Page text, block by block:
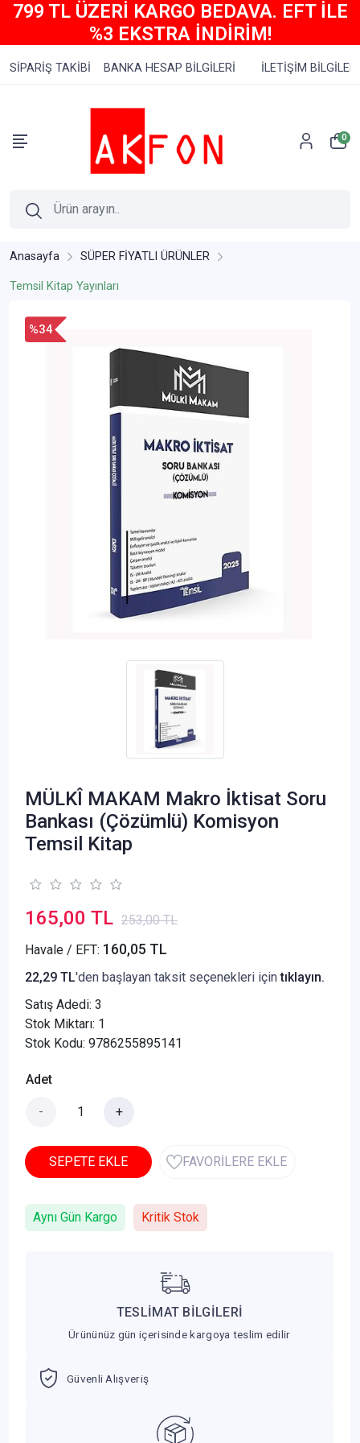
799 TL ÜZERİ KARGO BEDAVA. EFT İLE
%3 EKSTRA İNDİRİM!
SİPARİŞ TAKİBİ BANKA HESAP BİLGİLERİ İLETİŞİM BİLGİLERİ
0
Anasayfa SÜPER FİYATLI ÜRÜNLER
Temsil Kitap Yayınları
%34
MÜLKÎ MAKAM Makro İktisat Soru
Bankası (Çözümlü) Komisyon
Temsil Kitap
165,00 TL 253,00 TL
Havale / EFT: 160,05 TL
22,29 TL'den başlayan taksit seçenekleri içintıklayın.
Satış Adedi: 3
Stok Miktarı: 1
Stok Kodu: 9786255895141
Adet
- +
SEPETE EKLE FAVORİLERE EKLE
Aynı Gün Kargo Kritik Stok
TESLİMAT BİLGİLERİ
Ürününüz gün içerisinde kargoya teslim edilir
Güvenli Alışveriş